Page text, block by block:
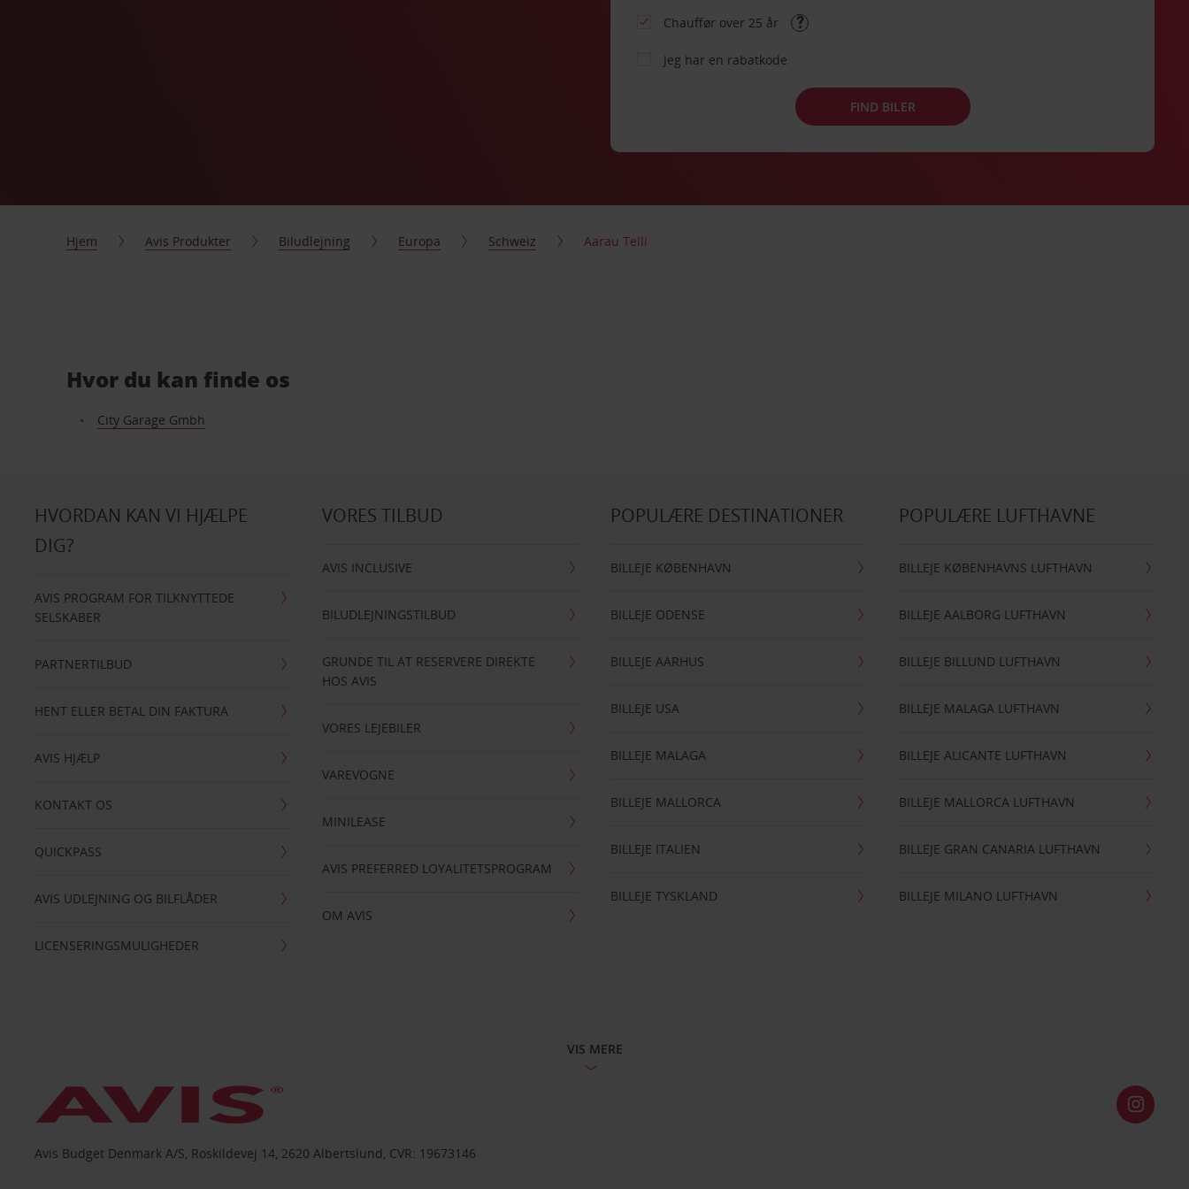
Chauffør over 25 år
Jeg har en rabatkode
FIND BILER
Hjem Avis Produkter Biludlejning Europa Schweiz Aarau Telli
Hvor du kan finde os
City Garage Gmbh
HVORDAN KAN VI HJÆLPE
DIG?
AVIS PROGRAM FOR TILKNYTTEDE
SELSKABER
PARTNERTILBUD
HENT ELLER BETAL DIN FAKTURA
AVIS HJÆLP
KONTAKT OS
QUICKPASS
AVIS UDLEJNING OG BILFLÅDER
LICENSERINGSMULIGHEDER
VORES TILBUD
AVIS INCLUSIVE
BILUDLEJNINGSTILBUD
GRUNDE TIL AT RESERVERE DIREKTE
HOS AVIS
VORES LEJEBILER
VAREVOGNE
MINILEASE
AVIS PREFERRED LOYALITETSPROGRAM
OM AVIS
POPULÆRE DESTINATIONER
BILLEJE KØBENHAVN
BILLEJE ODENSE
BILLEJE AARHUS
BILLEJE USA
BILLEJE MALAGA
BILLEJE MALLORCA
BILLEJE ITALIEN
BILLEJE TYSKLAND
POPULÆRE LUFTHAVNE
BILLEJE KØBENHAVNS LUFTHAVN
BILLEJE AALBORG LUFTHAVN
BILLEJE BILLUND LUFTHAVN
BILLEJE MALAGA LUFTHAVN
BILLEJE ALICANTE LUFTHAVN
BILLEJE MALLORCA LUFTHAVN
BILLEJE GRAN CANARIA LUFTHAVN
BILLEJE MILANO LUFTHAVN
VIS MERE
Avis Budget Denmark A/S, Roskildevej 14, 2620 Albertslund, CVR: 19673146